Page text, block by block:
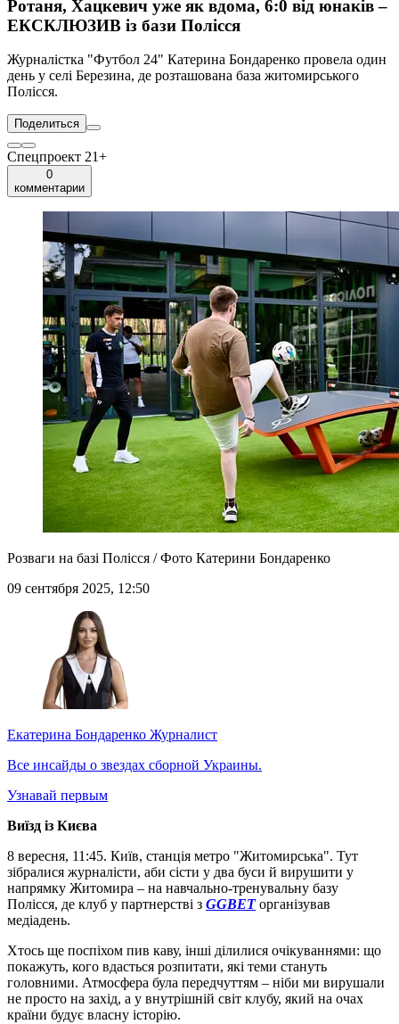
Ротаня, Хацкевич уже як вдома, 6:0 від юнаків –
ЕКСКЛЮЗИВ із бази Полісся
Журналістка "Футбол 24" Катерина Бондаренко провела один
день у селі Березина, де розташована база житомирського
Полісся.
Поделиться
Спецпроект 21+
0
комментарии
Розваги на базі Полісся / Фото Катерини Бондаренко
09 сентября 2025, 12:50
Екатерина Бондаренко Журналист
Все инсайды о звездах сборной Украины.
Узнавай первым
Виїзд із Києва
8 вересня, 11:45. Київ, станція метро "Житомирська". Тут
зібралися журналісти, аби сісти у два буси й вирушити у
напрямку Житомира – на навчально-тренувальну базу
Полісся, де клуб у партнерстві з GGBETорганізував
медіадень.
Хтось ще поспіхом пив каву, інші ділилися очікуваннями: що
покажуть, кого вдасться розпитати, які теми стануть
головними. Атмосфера була передчуттям – ніби ми вирушали
не просто на захід, а у внутрішній світ клубу, який на очах
країни будує власну історію.